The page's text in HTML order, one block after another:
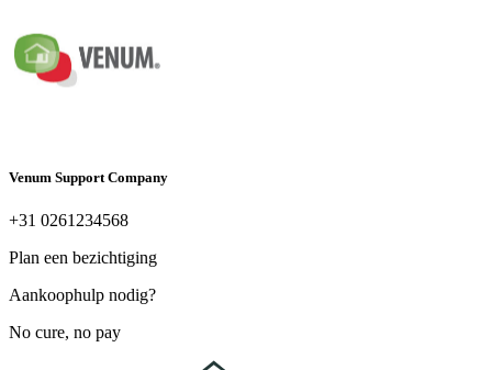
3 woonlagen
Venum Support Company
+31 0261234568
Plan een bezichtiging
Aankoophulp nodig?
No cure, no pay